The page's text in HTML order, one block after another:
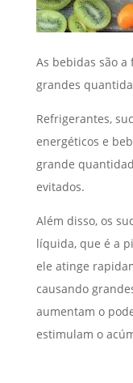
As bebidas são
grandes
Refrigerantes,
energéticos e
grande
evitados.
Além disso, os
líquida, que é a
ele atinge
causando
aumentam o
estimulam o